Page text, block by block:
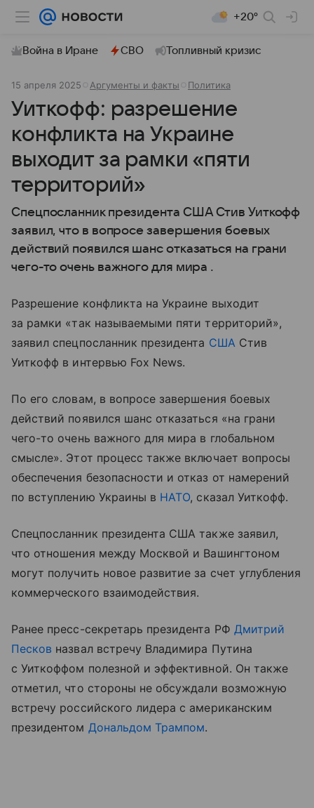
+20°
Война в Иране СВО Топливный кризис
15 апреля 2025 Аргументы и факты Политика
Уиткофф: разрешение
конфликта на Украине
выходит за рамки «пяти
территорий»
Спецпосланник президента США Стив Уиткофф
заявил, что в вопросе завершения боевых
действий появился шанс отказаться на грани
чего-то очень важного для мира .
Разрешение конфликта на Украине выходит
за рамки «так называемыми пяти территорий»,
заявил спецпосланник президента СШАСтив
Уиткофф в интервью Fox News.
По его словам, в вопросе завершения боевых
действий появился шанс отказаться «на грани
чего-то очень важного для мира в глобальном
смысле». Этот процесс также включает вопросы
обеспечения безопасности и отказ от намерений
по вступлению Украины в НАТО, сказал Уиткофф.
Спецпосланник президента США также заявил,
что отношения между Москвой и Вашингтоном
могут получить новое развитие за счет углубления
коммерческого взаимодействия.
Ранее пресс-секретарь президента РФ Дмитрий
Песков назвал встречу Владимира Путина
с Уиткоффом полезной и эффективной. Он также
отметил, что стороны не обсуждали возможную
встречу российского лидера с американским
президентом Дональдом Трампом.